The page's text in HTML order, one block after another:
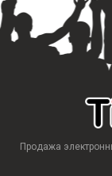
Продажа